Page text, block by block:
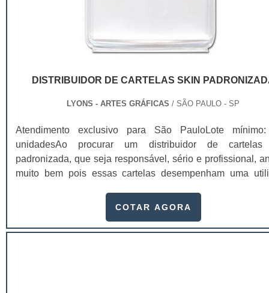
DISTRIBUIDOR DE CARTELAS SKIN
LYONS - ARTES GRÁFICAS / SÃO PAULO - SP
Atendimento exclusivo para São PauloLote
unidadesAo procurar um distribuidor de cartelas
padronizada, que seja responsável, sério e profissional,
muito bem pois essas cartelas desempenham uma
adquirir esse item é fundamental, pois apenas
no fluxo de fabricação das cart...
COTAR AGORA